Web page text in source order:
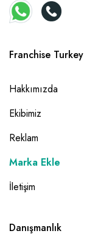
Franchise Turkey
Hakkımızda
Ekibimiz
Reklam
Marka Ekle
İletişim
Danışmanlık